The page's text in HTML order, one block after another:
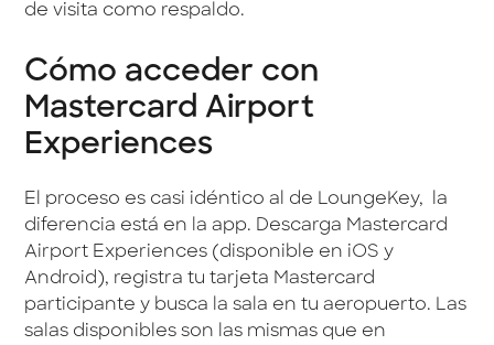
de visita como respaldo.
Cómo acceder con
Mastercard Airport
Experiences
El proceso es casi idéntico al de LoungeKey, la
diferencia está en la app. Descarga Mastercard
Airport Experiences (disponible en iOS y
Android), registra tu tarjeta Mastercard
participante y busca la sala en tu aeropuerto. Las
salas disponibles son las mismas que en